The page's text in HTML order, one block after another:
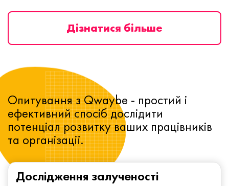
Дізнатися більше
Дослідження залученості
Опитування з Qwaybe - простий і
ефективний спосіб дослідити
потенціал розвитку ваших працівників
та організації.